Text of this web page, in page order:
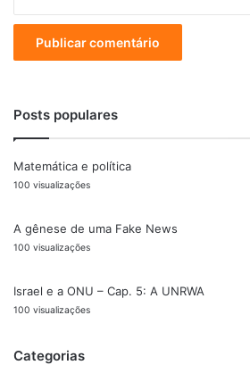
Posts populares
Matemática e política
100 visualizações
A gênese de uma Fake News
100 visualizações
Israel e a ONU – Cap. 5: A UNRWA
100 visualizações
Categorias